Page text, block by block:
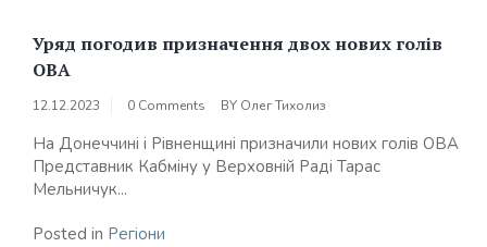
Уряд погодив призначення двох нових голів
ОВА
12.12.2023 0 Comments BY Олег Тихолиз
На Донеччині і Рівненщині призначили нових голів ОВА
Представник Кабміну у Верховній Раді Тарас
Мельничук...
Posted in Регіони